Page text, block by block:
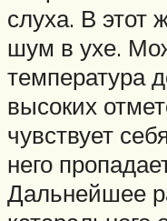
слуха. В этот
шум в ухе.
температура
высоких
чувствует
него
Дальнейшее